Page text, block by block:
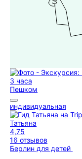
3 часа
Пешком
индивидуальная
Татьяна
4,75
16 отзывов
Берлин для детей